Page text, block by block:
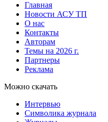
Главная
Новости АСУ ТП
О нас
Контакты
Авторам
Темы на 2026 г.
Партнеры
Реклама
Можно скачать
Интервью
Символика журнала